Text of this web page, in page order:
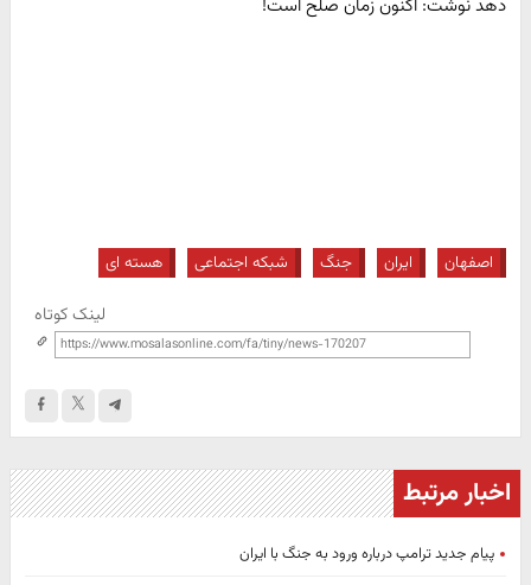
دهد نوشت: اکنون زمان صلح است!
اصفهان ایران جنگ شبکه اجتماعی هسته ای
لینک کوتاه
اخبار مرتبط
پیام جدید ترامپ درباره ورود به جنگ با ایران